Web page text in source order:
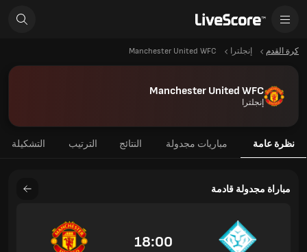
كرة القدم إنجلترا Manchester United WFC
Manchester United WFC
إنجلترا
نظرة عامة مباريات مجدولة النتائج الترتيب التشكيلة
مباراة مجدولة قادمة
18:00